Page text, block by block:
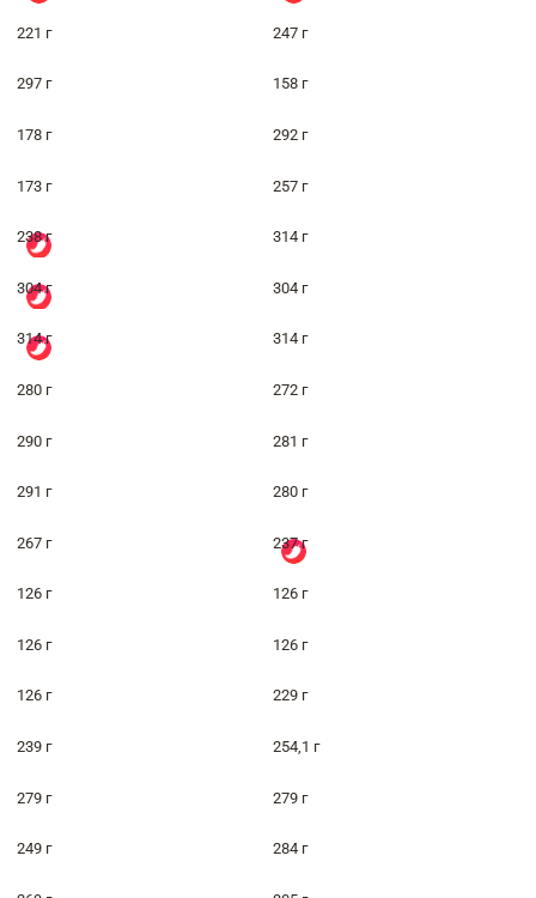
221 г 247 г
297 г 158 г
178 г 292 г
173 г 257 г
238 г 314 г
304 г 304 г
314 г 314 г
280 г 272 г
290 г 281 г
291 г 280 г
267 г 237 г
126 г 126 г
126 г 126 г
126 г 229 г
239 г 254,1 г
279 г 279 г
249 г 284 г